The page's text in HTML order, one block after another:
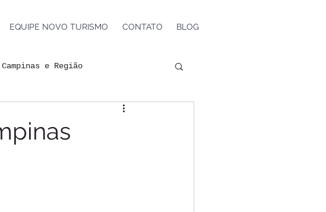
EQUIPE NOVO TURISMO CONTATO BLOG
Campinas e Região